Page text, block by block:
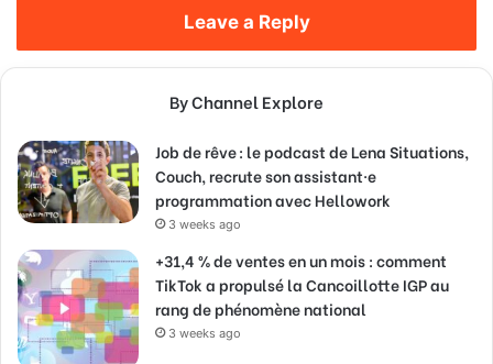
Leave a Reply
By Channel Explore
Job de rêve : le podcast de Lena Situations,
Couch, recrute son assistant·e
programmation avec Hellowork
3 weeks ago
+31,4 % de ventes en un mois : comment
TikTok a propulsé la Cancoillotte IGP au
rang de phénomène national
3 weeks ago